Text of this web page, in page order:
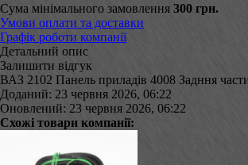
Сума мінімального замовлення 300 грн.
Умови оплати та доставки
Графік роботи компанії
Детальний опис
Залишити відгук
ВАЗ 2102 Панель приладів 4008 Задння
Доданий: 23 червня 2026, 06:22
Оновлений: 23 червня 2026, 06:22
Схожі товари компанії: